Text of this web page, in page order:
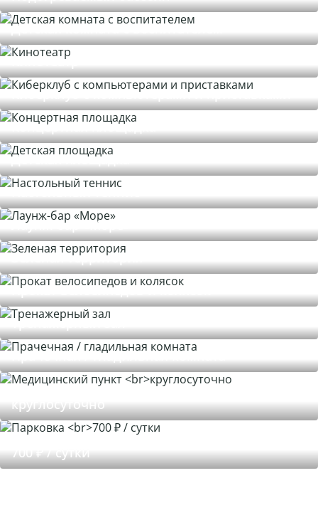
Детская комната с воспитателем
Кинотеатр
Киберклуб с компьютерами и приставками
Концертная площадка
Детская площадка
Настольный теннис
Лаунж-бар «Море»
Зеленая территория
Прокат велосипедов и колясок
Тренажерный зал
Прачечная / гладильная комната
Медицинский пункт
круглосуточно
Парковка
700 ₽ / сутки